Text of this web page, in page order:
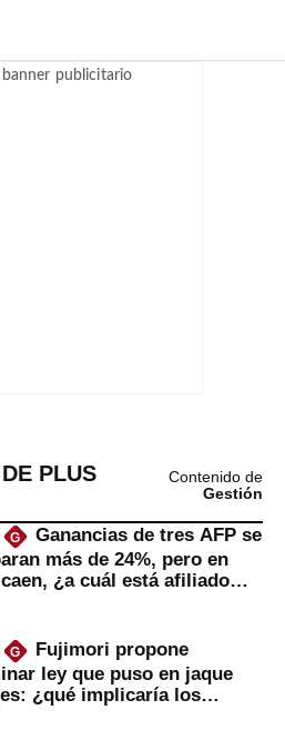
PLUS
Contenido de
Gestión
G
Ganancias de tres AFP se
más de 24%, pero en
¿a cuál está afiliado
G
Fujimori propone
ley que puso en jaque
¿qué implicaría los